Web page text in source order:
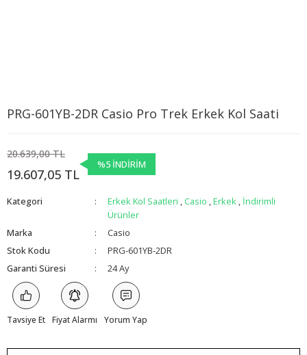
PRG-601YB-2DR Casio Pro Trek Erkek Kol Saati
20.639,00 TL
19.607,05 TL
%5 İNDİRİM
Kategori Erkek Kol Saatleri , Casio ,Erkek , İndirimli
Ürünler
Marka
Casio
Stok Kodu
PRG-601YB-2DR
Garanti Süresi
24 Ay
Tavsiye Et Fiyat Alarmı Yorum Yap